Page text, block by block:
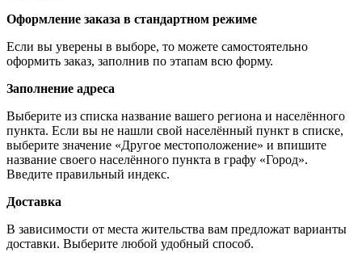
Оформление заказа в стандартном режиме
Если вы уверены в выборе, то можете самостоятельно
оформить заказ, заполнив по этапам всю форму.
Заполнение адреса
Выберите из списка название вашего региона и населённого
пункта. Если вы не нашли свой населённый пункт в списке,
выберите значение «Другое местоположение» и впишите
название своего населённого пункта в графу «Город».
Введите правильный индекс.
Доставка
В зависимости от места жительства вам предложат варианты
доставки. Выберите любой удобный способ.